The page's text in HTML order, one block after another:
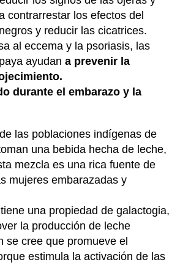
contrarrestar los efectos del
y reducir las cicatrices.
al eccema y la psoriasis, las
ayudan a prevenir la
durante el embarazo y la
las poblaciones indígenas de
una bebida hecha de leche,
mezcla es una rica fuente de
mujeres embarazadas y
una propiedad de galactogia,
la producción de leche
se cree que promueve el
estimula la activación de las